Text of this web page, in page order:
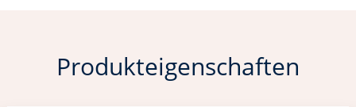
Produkteigenschaften